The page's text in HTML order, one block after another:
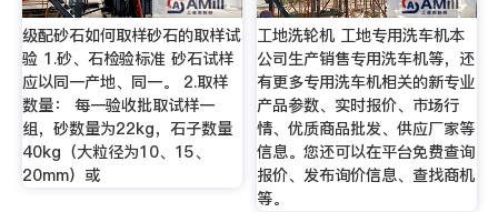
级配砂石如何取样砂石的取样试
验 1.砂、石检验标准 砂石试样
应以同一产地、同一。 2.取样
数量： 每一验收批取试样一
组，砂数量为22kg，石子数量
40kg（大粒径为10、15、
20mm）或
工地洗轮机 工地专用洗车机本
公司生产销售专用洗车机等，还
有更多专用洗车机相关的新专业
产品参数、实时报价、市场行
情、优质商品批发、供应厂家等
信息。您还可以在平台免费查询
报价、发布询价信息、查找商机
等。